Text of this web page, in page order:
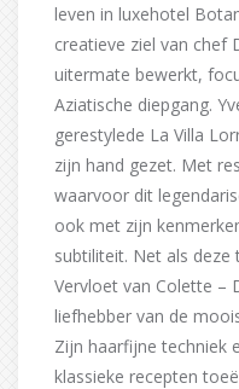
leven in luxehotel
creatieve ziel van chef
uitermate bewerkt,
Aziatische diepgang.
gerestylede La Villa
zijn hand gezet. Met
waarvoor dit
ook met zijn
subtiliteit. Net als
Vervloet van Colette –
liefhebber van de
Zijn haarfijne techniek
klassieke recepten